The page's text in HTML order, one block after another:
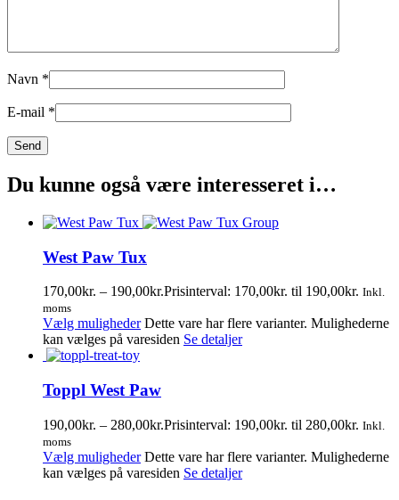
Navn *
E-mail *
Du kunne også være interesseret i…
West Paw Tux
170,00kr. – 190,00kr.Prisinterval: 170,00kr. til 190,00kr. Inkl.
moms
Vælg muligheder Dette vare har flere varianter. Mulighederne
kan vælges på varesiden Se detaljer
Toppl West Paw
190,00kr. – 280,00kr.Prisinterval: 190,00kr. til 280,00kr. Inkl.
moms
Vælg muligheder Dette vare har flere varianter. Mulighederne
kan vælges på varesiden Se detaljer